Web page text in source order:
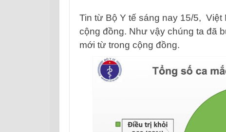
Tin từ Bộ Y tế sáng nay 15/5,
cộng đồng. Như vậy chúng ta đã
mới từ trong cộng đồng.